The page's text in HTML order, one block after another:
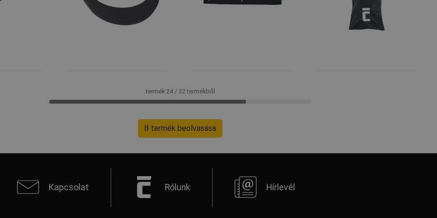
termék 24 / 32 termékből
8 termék beolvasása
Kapcsolat Rólunk Hírlevél